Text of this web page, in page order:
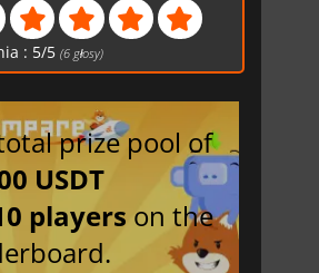
: 5/5 (6 głosy)
prize pool of
USDT
players on the